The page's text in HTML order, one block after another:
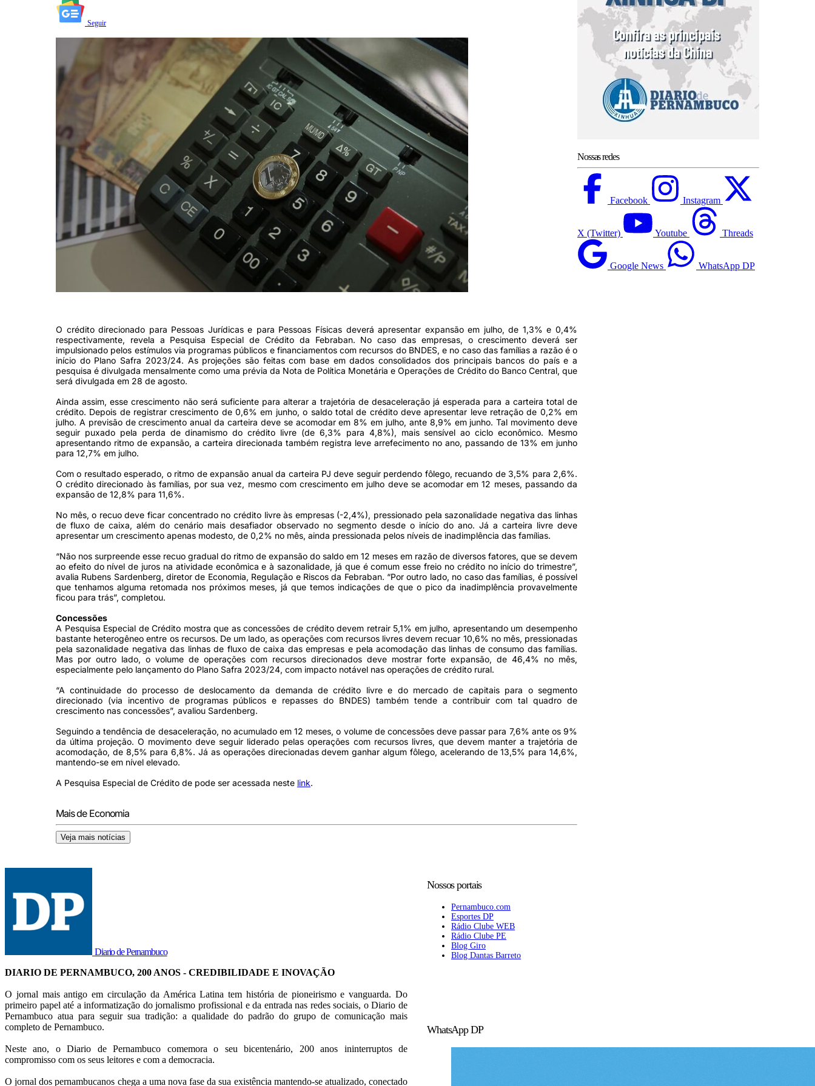
Seguir
O crédito direcionado para Pessoas Jurídicas e para Pessoas Físicas deverá apresentar expansão em julho, de 1,3% e 0,4%
respectivamente, revela a Pesquisa Especial de Crédito da Febraban. No caso das empresas, o crescimento deverá ser
impulsionado pelos estímulos via programas públicos e financiamentos com recursos do BNDES, e no caso das famílias a razão é o
início do Plano Safra 2023/24. As projeções são feitas com base em dados consolidados dos principais bancos do país e a
pesquisa é divulgada mensalmente como uma prévia da Nota de Política Monetária e Operações de Crédito do Banco Central, que
será divulgada em 28 de agosto.
Ainda assim, esse crescimento não será suficiente para alterar a trajetória de desaceleração já esperada para a carteira total de
crédito. Depois de registrar crescimento de 0,6% em junho, o saldo total de crédito deve apresentar leve retração de 0,2% em
julho. A previsão de crescimento anual da carteira deve se acomodar em 8% em julho, ante 8,9% em junho. Tal movimento deve
seguir puxado pela perda de dinamismo do crédito livre (de 6,3% para 4,8%), mais sensível ao ciclo econômico. Mesmo
apresentando ritmo de expansão, a carteira direcionada também registra leve arrefecimento no ano, passando de 13% em junho
para 12,7% em julho.
Com o resultado esperado, o ritmo de expansão anual da carteira PJ deve seguir perdendo fôlego, recuando de 3,5% para 2,6%.
O crédito direcionado às famílias, por sua vez, mesmo com crescimento em julho deve se acomodar em 12 meses, passando da
expansão de 12,8% para 11,6%.
No mês, o recuo deve ficar concentrado no crédito livre às empresas (-2,4%), pressionado pela sazonalidade negativa das linhas
de fluxo de caixa, além do cenário mais desafiador observado no segmento desde o início do ano. Já a carteira livre deve
apresentar um crescimento apenas modesto, de 0,2% no mês, ainda pressionada pelos níveis de inadimplência das famílias.
“Não nos surpreende esse recuo gradual do ritmo de expansão do saldo em 12 meses em razão de diversos fatores, que se devem
ao efeito do nível de juros na atividade econômica e à sazonalidade, já que é comum esse freio no crédito no início do trimestre”,
avalia Rubens Sardenberg, diretor de Economia, Regulação e Riscos da Febraban. “Por outro lado, no caso das famílias, é possível
que tenhamos alguma retomada nos próximos meses, já que temos indicações de que o pico da inadimplência provavelmente
ficou para trás”, completou.
Concessões
A Pesquisa Especial de Crédito mostra que as concessões de crédito devem retrair 5,1% em julho, apresentando um desempenho
bastante heterogêneo entre os recursos. De um lado, as operações com recursos livres devem recuar 10,6% no mês, pressionadas
pela sazonalidade negativa das linhas de fluxo de caixa das empresas e pela acomodação das linhas de consumo das famílias.
Mas por outro lado, o volume de operações com recursos direcionados deve mostrar forte expansão, de 46,4% no mês,
especialmente pelo lançamento do Plano Safra 2023/24, com impacto notável nas operações de crédito rural.
“A continuidade do processo de deslocamento da demanda de crédito livre e do mercado de capitais para o segmento
direcionado (via incentivo de programas públicos e repasses do BNDES) também tende a contribuir com tal quadro de
crescimento nas concessões”, avaliou Sardenberg.
Seguindo a tendência de desaceleração, no acumulado em 12 meses, o volume de concessões deve passar para 7,6% ante os 9%
da última projeção. O movimento deve seguir liderado pelas operações com recursos livres, que devem manter a trajetória de
acomodação, de 8,5% para 6,8%. Já as operações direcionadas devem ganhar algum fôlego, acelerando de 13,5% para 14,6%,
mantendo-se em nível elevado.
A Pesquisa Especial de Crédito de pode ser acessada neste link.
Mais de Economia
Veja mais notícias
Nossas redes
Facebook Instagram
X (Twitter) Youtube Threads
Google News WhatsApp DP
Diario de Pernambuco
DIARIO DE PERNAMBUCO, 200 ANOS - CREDIBILIDADE E INOVAÇÃO
O jornal mais antigo em circulação da América Latina tem história de pioneirismo e vanguarda. Do
primeiro papel até a informatização do jornalismo profissional e da entrada nas redes sociais, o Diario de
Pernambuco atua para seguir sua tradição: a qualidade do padrão do grupo de comunicação mais
completo de Pernambuco.
Neste ano, o Diario de Pernambuco comemora o seu bicentenário, 200 anos ininterruptos de
compromisso com os seus leitores e com a democracia.
O jornal dos pernambucanos chega a uma nova fase da sua existência mantendo-se atualizado, conectado
Nossos portais
Pernambuco.com
Esportes DP
Rádio Clube WEB
Rádio Clube PE
Blog Giro
Blog Dantas Barreto
WhatsApp DP